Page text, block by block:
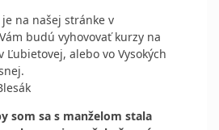
na našej stránke v
budú vyhovovať kurzy na
Ľubietovej, alebo vo Vysokých
som sa s manželom stala